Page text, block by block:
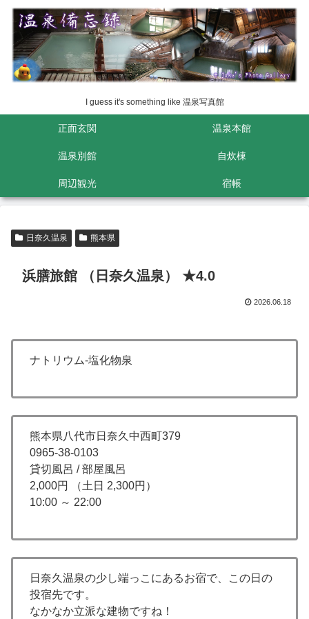
I guess it's something like 温泉写真館
正面玄関 温泉本館
温泉別館 自炊棟
周辺観光 宿帳
日奈久温泉 熊本県
浜膳旅館 （日奈久温泉） ★4.0
2026.06.18
ナトリウム-塩化物泉
熊本県八代市日奈久中西町379
0965-38-0103
貸切風呂 / 部屋風呂
2,000円 （土日 2,300円）
10:00 ～ 22:00
日奈久温泉の少し端っこにあるお宿で、この日の
投宿先です。
なかなか立派な建物ですね！